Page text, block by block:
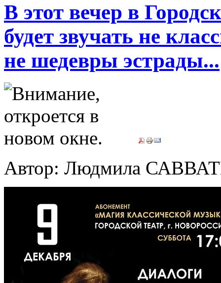
В этот вечер в
будет звучать не
не шедевры эстрады...
Автор: Людмила